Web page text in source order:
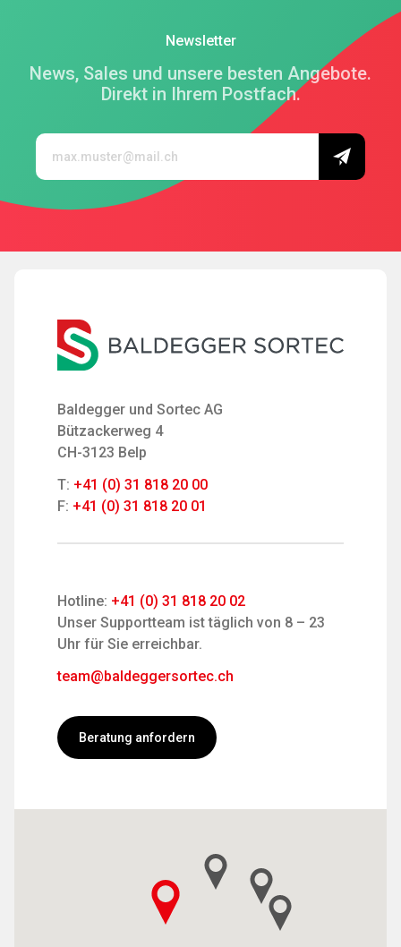
Newsletter
News, Sales und unsere besten Angebote.
Direkt in Ihrem Postfach.
Baldegger und Sortec AG
Bützackerweg 4
CH-3123 Belp
T: +41 (0) 31 818 20 00
F: +41 (0) 31 818 20 01
Hotline: +41 (0) 31 818 20 02
Unser Supportteam ist täglich von 8 – 23
Uhr für Sie erreichbar.
team@baldeggersortec.ch
Beratung anfordern